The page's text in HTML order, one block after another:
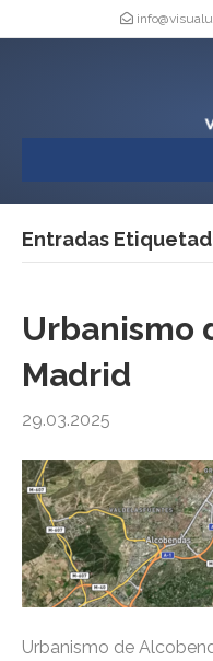
Entradas
Urbanismo
Madrid
29.03.2025
Urbanismo de